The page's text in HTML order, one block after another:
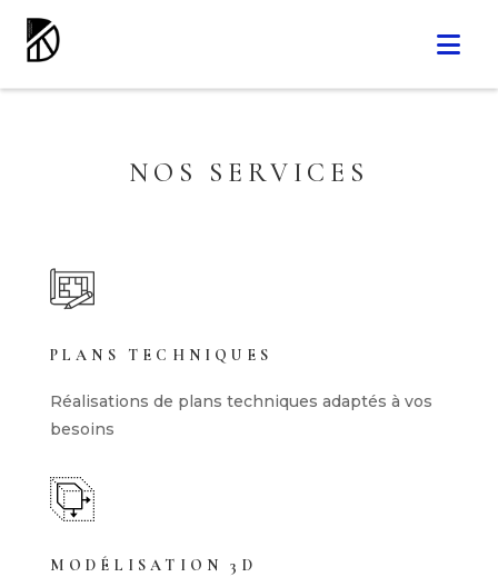
NOS SERVICES
PLANS TECHNIQUES
Réalisations de plans techniques adaptés à vos
besoins
MODÉLISATION 3D